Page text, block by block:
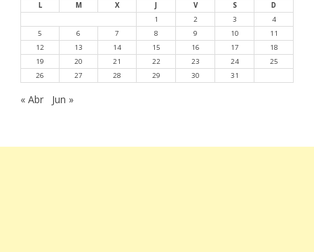
L M X V S
D
1
2 3
4
5
6 7 8 9 10
11
12
13 14 15 16 17
18
19
20 21 22 23 24
25
26
27 28 29 30 31
« Abr Jun »